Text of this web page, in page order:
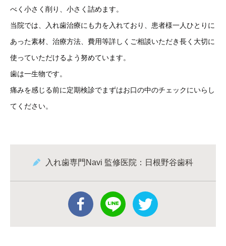
べく小さく削り、小さく詰めます。
当院では、入れ歯治療にも力を入れており、患者様一人ひとりに
あった素材、治療方法、費用等詳しくご相談いただき長く大切に
使っていただけるよう努めています。
歯は一生物です。
痛みを感じる前に定期検診でまずはお口の中のチェックにいらし
てください。
入れ歯専門Navi 監修医院：日根野谷歯科